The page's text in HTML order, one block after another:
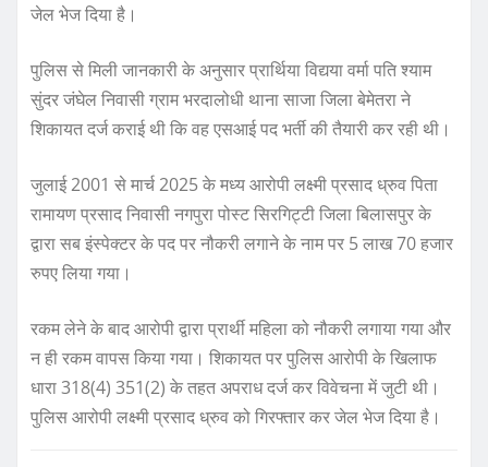
जेल भेज दिया है।
पुलिस से मिली जानकारी के अनुसार प्रार्थिया विद्यया वर्मा पति श्याम
सुंदर जंघेल निवासी ग्राम भरदालोधी थाना साजा जिला बेमेतरा ने
शिकायत दर्ज कराई थी कि वह एसआई पद भर्ती की तैयारी कर रही थी।
जुलाई 2001 से मार्च 2025 के मध्य आरोपी लक्ष्मी प्रसाद ध्रुव पिता
रामायण प्रसाद निवासी नगपुरा पोस्ट सिरगिट्टी जिला बिलासपुर के
द्वारा सब इंस्पेक्टर के पद पर नौकरी लगाने के नाम पर 5 लाख 70 हजार
रुपए लिया गया।
रकम लेने के बाद आरोपी द्वारा प्रार्थी महिला को नौकरी लगाया गया और
न ही रकम वापस किया गया। शिकायत पर पुलिस आरोपी के खिलाफ
धारा 318(4) 351(2) के तहत अपराध दर्ज कर विवेचना में जुटी थी।
पुलिस आरोपी लक्ष्मी प्रसाद ध्रुव को गिरफ्तार कर जेल भेज दिया है।